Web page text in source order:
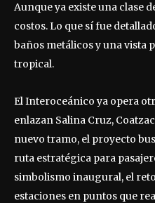
Aunque ya existe una clase
costos. Lo que sí fue
baños metálicos y una vista
tropical.
El Interoceánico ya opera
enlazan Salina Cruz,
nuevo tramo, el proyecto
ruta estratégica para
simbolismo inaugural, el
estaciones en puntos que